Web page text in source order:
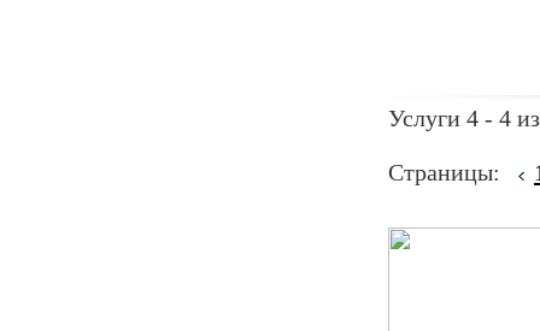
Услуги 4 - 4
Страницы: